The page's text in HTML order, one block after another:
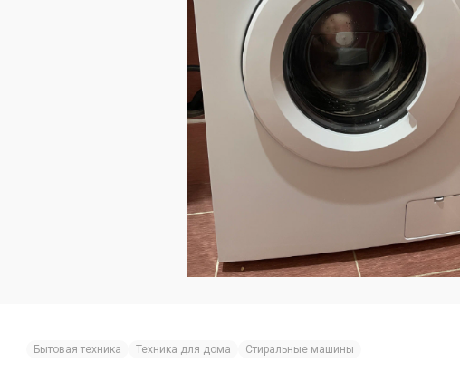
Бытовая техника Техника для дома Стиральные машины